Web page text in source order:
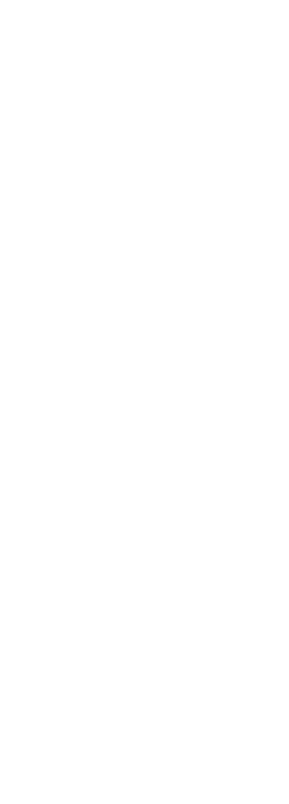
our website. By continuing to browse this
cookies, you can access our